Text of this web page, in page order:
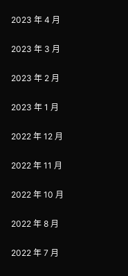
2023 年 4 月
2023 年 3 月
2023 年 2 月
2023 年 1 月
2022 年 12 月
2022 年 11 月
2022 年 10 月
2022 年 8 月
2022 年 7 月